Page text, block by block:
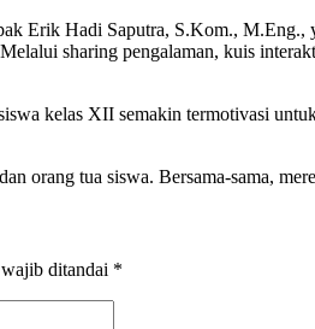
Erik Hadi Saputra, S.Kom.,
sharing pengalaman, kuis
kelas XII semakin termotivasi
orang tua siswa. Bersama-sama,
ditandai *